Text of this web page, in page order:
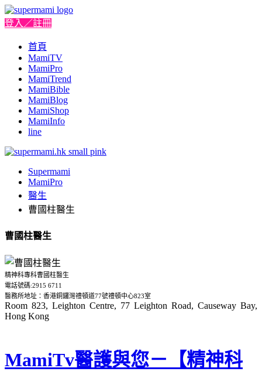
登入／註冊
首頁
MamiTV
MamiPro
MamiTrend
MamiBible
MamiBlog
MamiShop
MamiInfo
line
Supermami
MamiPro
醫生
曹國柱醫生
曹國柱醫生
精神科專科曹國柱醫生
電話號碼:2915 6711
醫務所地址：香港銅鑼灣禮頓道77號禮頓中心823室
Room 823, Leighton Centre, 77 Leighton Road, Causeway Bay,
Hong Kong
MamiTv醫護與您－【精神科